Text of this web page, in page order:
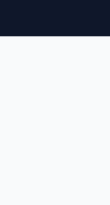
podaniem